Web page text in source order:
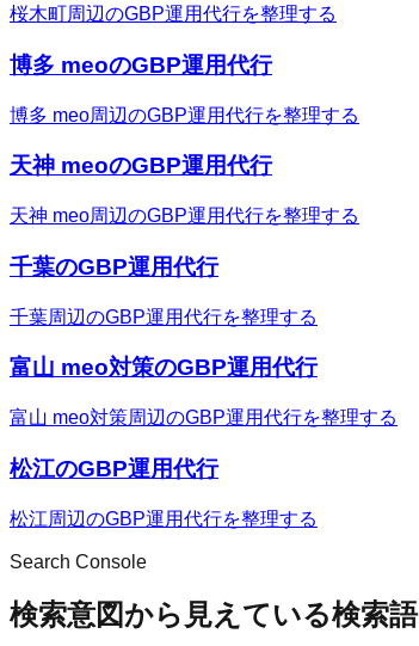
桜木町周辺のGBP運用代行を整理する
博多 meoのGBP運用代行
博多 meo周辺のGBP運用代行を整理する
天神 meoのGBP運用代行
天神 meo周辺のGBP運用代行を整理する
千葉のGBP運用代行
千葉周辺のGBP運用代行を整理する
富山 meo対策のGBP運用代行
富山 meo対策周辺のGBP運用代行を整理する
松江のGBP運用代行
松江周辺のGBP運用代行を整理する
Search Console
検索意図から見えている検索語